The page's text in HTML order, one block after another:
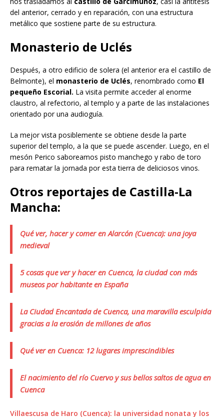
del anterior, cerrado y en reparación, con una estructura
metálico que sostiene parte de su estructura.
Monasterio de Uclés
Después, a otro edificio de solera (el anterior era el castillo de
Belmonte), el monasterio de Uclés, renombrado como El
pequeño Escorial. La visita permite acceder al enorme
claustro, al refectorio, al templo y a parte de las instalaciones
orientado por una audioguía.
La mejor vista posiblemente se obtiene desde la parte
superior del templo, a la que se puede ascender. Luego, en el
mesón Perico saboreamos pisto manchego y rabo de toro
para rematar la jornada por esta tierra de deliciosos vinos.
Otros reportajes de Castilla-La
Mancha:
Qué ver, hacer y comer en Alarcón (Cuenca): una joya
medieval
5 cosas que ver y hacer en Cuenca, la ciudad con más
museos por habitante en España
La Ciudad Encantada de Cuenca, una maravilla esculpida
gracias a la erosión de millones de años
Qué ver en Cuenca: 12 lugares imprescindibles
El nacimiento del río Cuervo y sus bellos saltos de agua en
Cuenca
Villaescusa de Haro (Cuenca): la universidad nonata y los